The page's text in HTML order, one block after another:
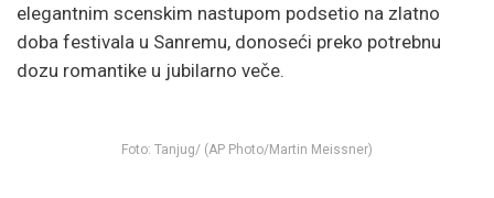
elegantnim scenskim nastupom podsetio na zlatno
doba festivala u Sanremu, donoseći preko potrebnu
dozu romantike u jubilarno veče.
Foto: Tanjug/ (AP Photo/Martin Meissner)